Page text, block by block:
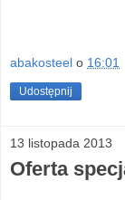
abakosteel o 16:01
Udostępnij
13 listopada 2013
Oferta